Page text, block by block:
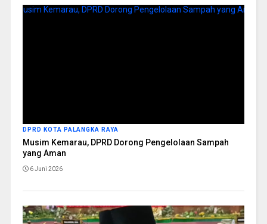
DPRD KOTA PALANGKA RAYA
Musim Kemarau, DPRD Dorong Pengelolaan Sampah
yang Aman
6 Juni 2026